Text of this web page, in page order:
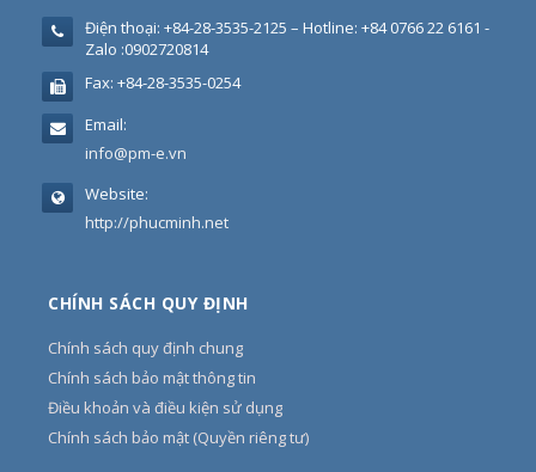
Điện thoại: +84-28-3535-2125 – Hotline: +84 0766 22 6161 -
Zalo :0902720814
Fax: +84-28-3535-0254
Email:
info@pm-e.vn
Website:
http://phucminh.net
CHÍNH SÁCH QUY ĐỊNH
Chính sách quy định chung
Chính sách bảo mật thông tin
Điều khoản và điều kiện sử dụng
Chính sách bảo mật (Quyền riêng tư)